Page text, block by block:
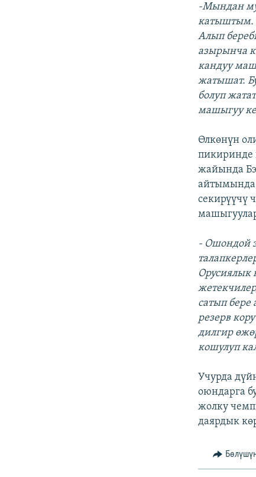
-Мындан
катыштым.
Алып
азырынча
кандуу
жатышат.
болуп
машыгуу
Өлкөнүн
пикиринде
жайында
секирүүчү
- Ошондой
Орусиялык
сатып бере
резерв
дилгир
кошулуп
Учурда
оюндарга
жолку
даярдык